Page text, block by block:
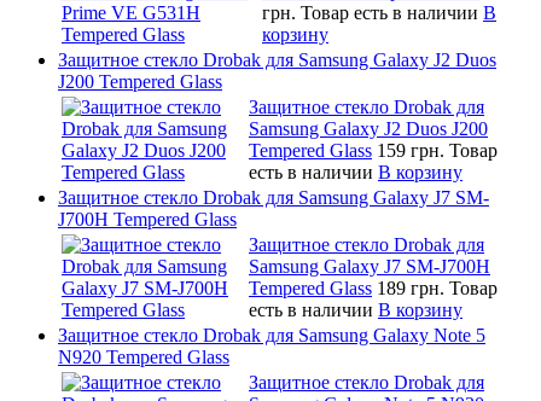
грн. Товар есть в наличии В
корзину
Защитное стекло Drobak для Samsung Galaxy J2 Duos
J200 Tempered Glass
Защитное стекло Drobak для
Samsung Galaxy J2 Duos J200
Tempered Glass 159 грн. Товар
есть в наличии В корзину
Защитное стекло Drobak для Samsung Galaxy J7 SM-
J700H Tempered Glass
Защитное стекло Drobak для
Samsung Galaxy J7 SM-J700H
Tempered Glass 189 грн. Товар
есть в наличии В корзину
Защитное стекло Drobak для Samsung Galaxy Note 5
N920 Tempered Glass
Защитное стекло Drobak для